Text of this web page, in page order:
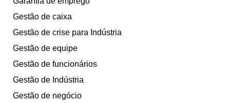
Gestão de caixa
Gestão de crise para Indústria
Gestão de equipe
Gestão de funcionários
Gestão de Indústria
Gestão de negócio